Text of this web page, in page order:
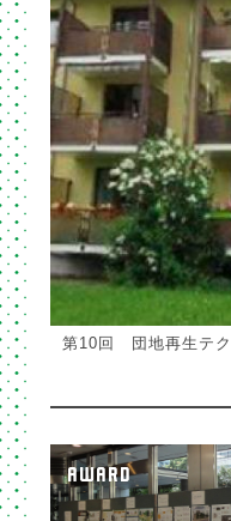
第10回 団地再生テ
AWARD